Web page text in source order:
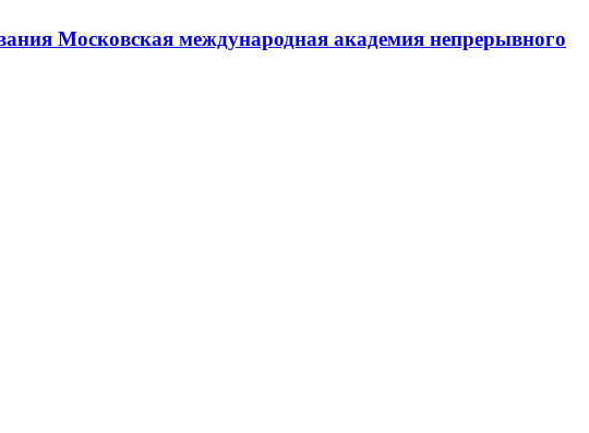
Московская международная академия непрерывного